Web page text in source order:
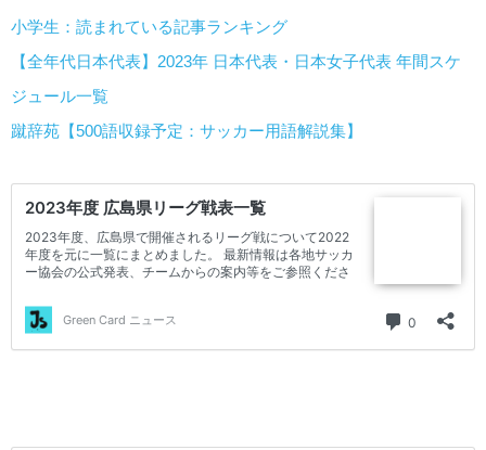
小学生：読まれている記事ランキング
【全年代日本代表】2023年 日本代表・日本女子代表 年間スケ
ジュール一覧
蹴辞苑【500語収録予定：サッカー用語解説集】